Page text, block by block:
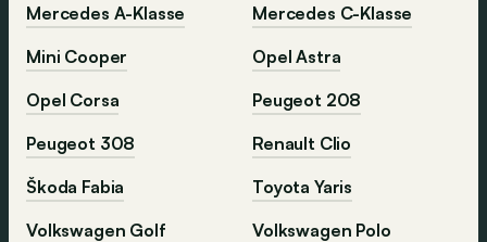
Mercedes A-Klasse
Mercedes C-Klasse
Mini Cooper
Opel Astra
Opel Corsa
Peugeot 208
Peugeot 308
Renault Clio
Škoda Fabia
Toyota Yaris
Volkswagen Golf
Volkswagen Polo